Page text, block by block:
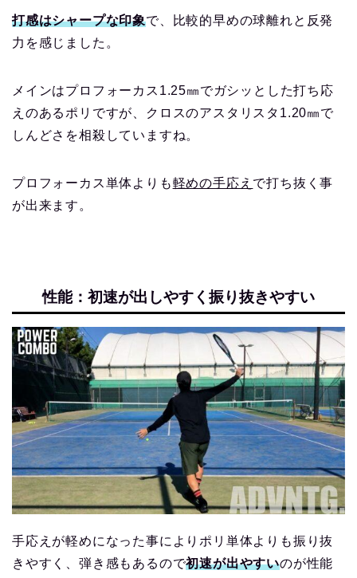
打感はシャープな印象で、比較的早めの球離れと反発
力を感じました。
メインはプロフォーカス1.25㎜でガシッとした打ち応
えのあるポリですが、クロスのアスタリスタ1.20㎜で
しんどさを相殺していますね。
プロフォーカス単体よりも軽めの手応え で打ち抜く事
が出来ます。
性能：初速が出しやすく振り抜きやすい
手応えが軽めになった事によりポリ単体よりも振り抜
きやすく、弾き感もあるので初速が出やすいのが性能